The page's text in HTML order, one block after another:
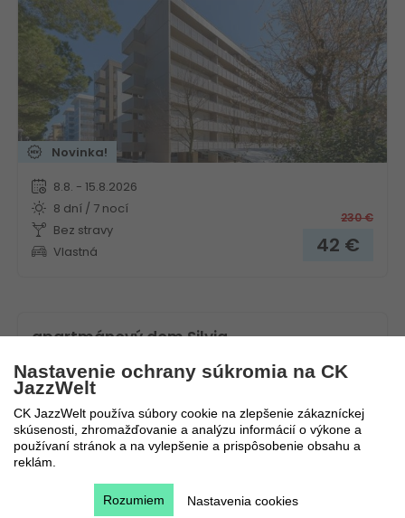
Novinka!
8.8. - 15.8.2026
8 dní / 7 nocí
Bez stravy
Vlastná
230€
42 €
apartmánový dom Silvia
Taliansko Benátska riviéra
Nastavenie ochrany súkromia na CK
JazzWelt
CK JazzWelt používa súbory cookie na zlepšenie zákazníckej
skúsenosti, zhromažďovanie a analýzu informácií o výkone a
používaní stránok a na vylepšenie a prispôsobenie obsahu a
reklám.
Nastavenia cookies
Rozumiem